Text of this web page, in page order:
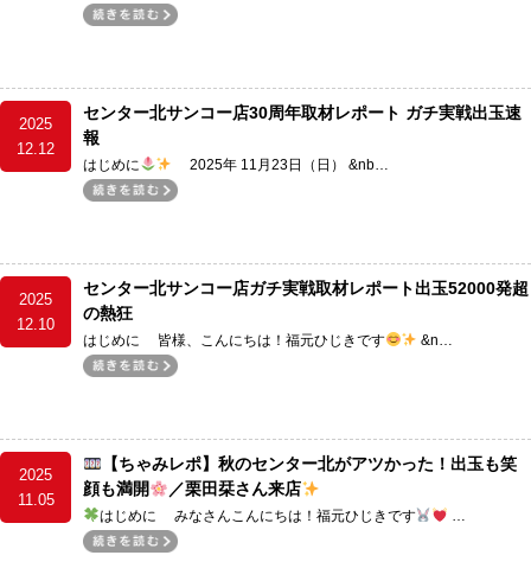
2025
12.12
センター北サンコー店30周年取材レポート ガチ実戦出玉速
報
はじめに 2025年 11月23日（日） &nb…
2025
12.10
センター北サンコー店ガチ実戦取材レポート出玉52000発超
の熱狂
はじめに 皆様、こんにちは！福元ひじきです &n…
2025
11.05
【ちゃみレポ】秋のセンター北がアツかった！出玉も笑
顔も満開
／栗田栞さん来店
はじめに みなさんこんにちは！福元ひじきです …